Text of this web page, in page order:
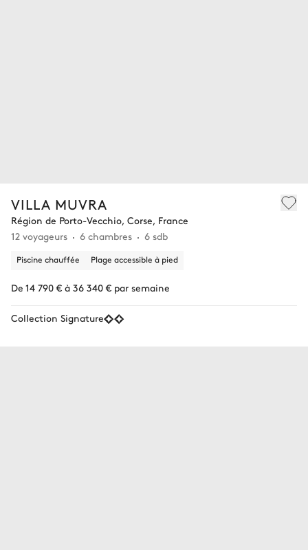
VILLA MUVRA
Région de Porto-Vecchio, Corse, France
12 voyageurs
6 chambres 6 sdb
Piscine chauffée Plage accessible à pied
De 14 790 € à 36 340 € par semaine
Collection Signature